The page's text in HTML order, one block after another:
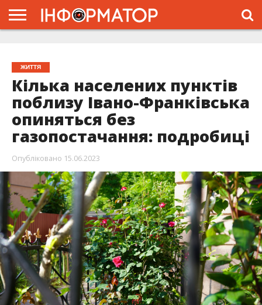
ЖИТТЯ
Кілька населених пунктів
поблизу Івано-Франківська
опиняться без
газопостачання: подробиці
Опубліковано 15.06.2023